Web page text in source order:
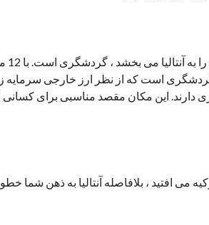
است که از نظر ارز خارجی سرمایه
این مکان مقصد مناسبی برای کسانی
می افتید ، بلافاصله آنتالیا به ذهن شما